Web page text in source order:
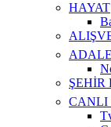
HAYAT
ŞEHİR
CANLI